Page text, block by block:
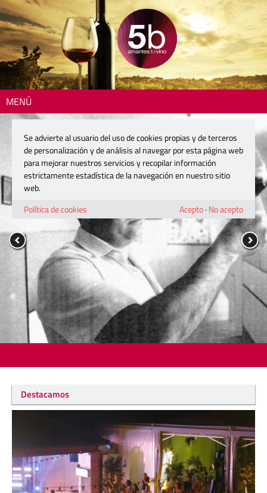
MENÚ
Destacamos
Se advierte al usuario del uso de cookies propias y de terceros
de personalización y de análisis al navegar por esta página web
para mejorar nuestros servicios y recopilar información
estrictamente estadística de la navegación en nuestro sitio
web.
Política de cookies
Acepto· No acepto